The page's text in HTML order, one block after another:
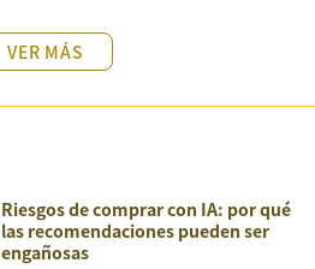
VER MÁS
Riesgos de comprar con IA: por qué
las recomendaciones pueden ser
engañosas